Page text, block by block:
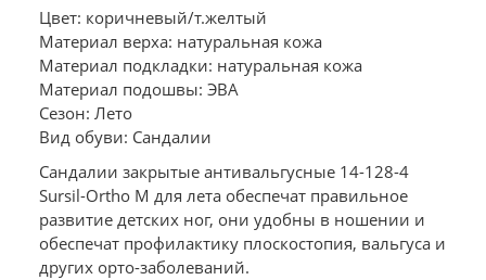
Цвет: коричневый/т.желтый
Материал верха: натуральная кожа
Материал подкладки: натуральная кожа
Материал подошвы: ЭВА
Сезон: Лето
Вид обуви: Сандалии
Сандалии закрытые антивальгусные 14-128-4
Sursil-Ortho М для лета обеспечат правильное
развитие детских ног, они удобны в ношении и
обеспечат профилактику плоскостопия, вальгуса и
других орто-заболеваний.